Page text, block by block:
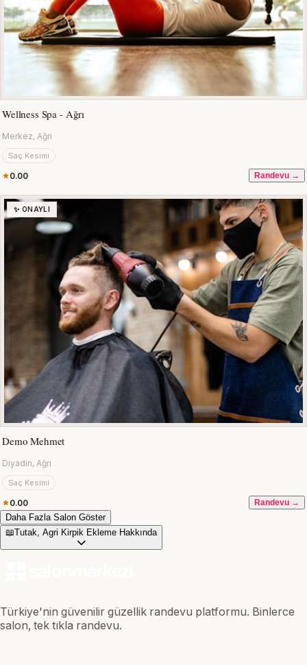
Wellness Spa - Ağrı
Merkez, Ağrı
Saç Kesimi
0.00 Randevu →
✨ ONAYLI
Demo Mehmet
Diyadin, Ağrı
Saç Kesimi
0.00 Randevu →
Daha Fazla Salon Göster
📖Tutak, Agri Kirpik Ekleme Hakkında
Türkiye'nin güvenilir güzellik randevu platformu. Binlerce
salon, tek tıkla randevu.